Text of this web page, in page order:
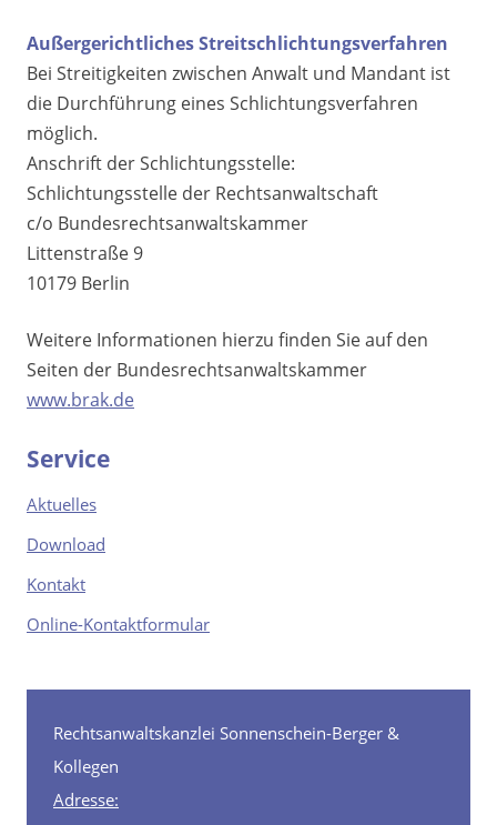
Außergerichtliches Streitschlichtungsverfahren
Bei Streitigkeiten zwischen Anwalt und Mandant ist
die Durchführung eines Schlichtungsverfahren
möglich.
Anschrift der Schlichtungsstelle:
Schlichtungsstelle der Rechtsanwaltschaft
c/o Bundesrechtsanwaltskammer
Littenstraße 9
10179 Berlin
Weitere Informationen hierzu finden Sie auf den
Seiten der Bundesrechtsanwaltskammer
www.brak.de
Service
Aktuelles
Download
Kontakt
Online-Kontaktformular
Rechtsanwaltskanzlei Sonnenschein-Berger &
Kollegen
Adresse: